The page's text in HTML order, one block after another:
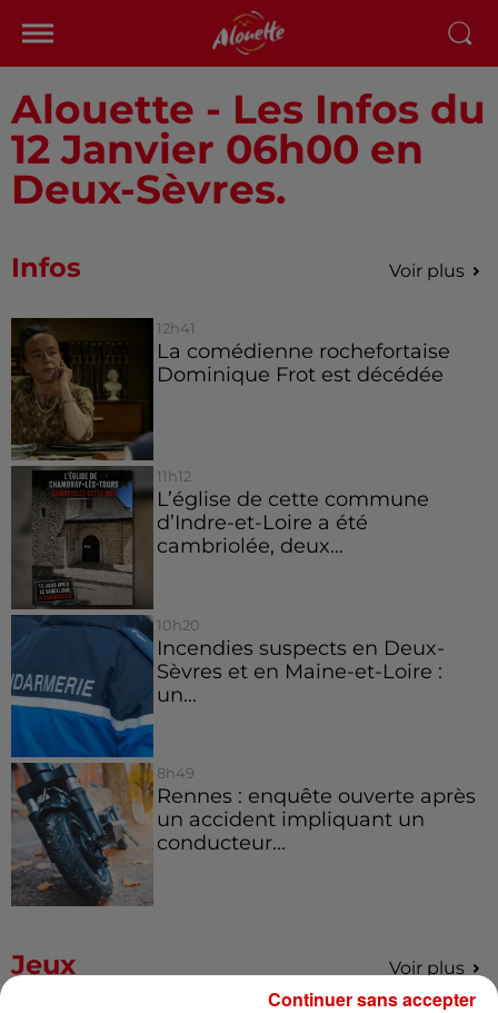
Alouette - Les Infos du
12 Janvier 06h00 en
Deux-Sèvres.
Infos Voir plus
12h41
La comédienne rochefortaise
Dominique Frot est décédée
11h12
L’église de cette commune
d’Indre-et-Loire a été
cambriolée, deux...
10h20
Incendies suspects en Deux-
Sèvres et en Maine-et-Loire :
un...
8h49
Rennes : enquête ouverte après
un accident impliquant un
conducteur...
Jeux Voir plus
Continuer sans accepter